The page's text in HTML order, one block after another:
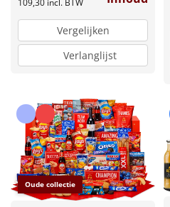
109,30 incl. BTW
Vergelijken
Verlanglijst
Oude collectie